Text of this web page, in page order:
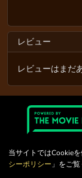
当サイトではCookie
シーポリシー 」をご覧
レビュー
レビューはまだ